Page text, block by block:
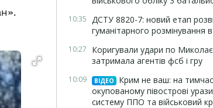
10:35 ДСТУ 8820-7: новий етап
гуманітарного розмінування в
10:27
Коригували удари по
затримала агентів фсб і гру
10:09 ВІДЕО
Крим не ваш: на
окупованому півострові
систему ППО та військовий